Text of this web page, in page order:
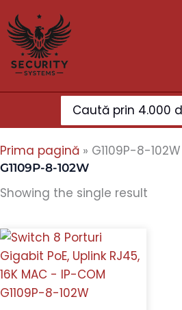
to
content
Search
for:
Prima pagină » G1109P-8-102W
G1109P-8-102W
Showing the single result